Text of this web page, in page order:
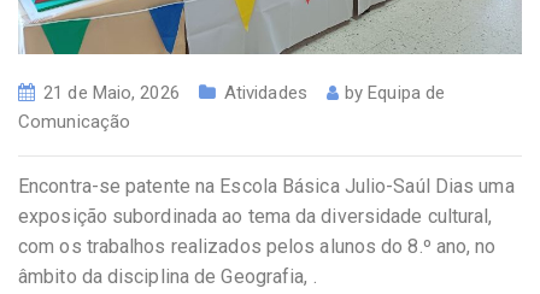
21 de Maio, 2026 Atividades byEquipa de
Comunicação
Encontra-se patente na Escola Básica Julio-Saúl Dias uma
exposição subordinada ao tema da diversidade cultural,
com os trabalhos realizados pelos alunos do 8.º ano, no
âmbito da disciplina de Geografia, .